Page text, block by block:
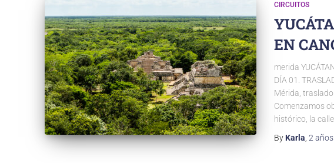
CIRCUITOS
EN
merida
DÍA 01.
Mérida, traslado
Comenzamos
histórico, la
By Karla ,2 años